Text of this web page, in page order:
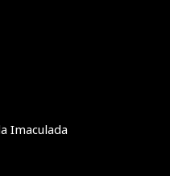
Imaculada